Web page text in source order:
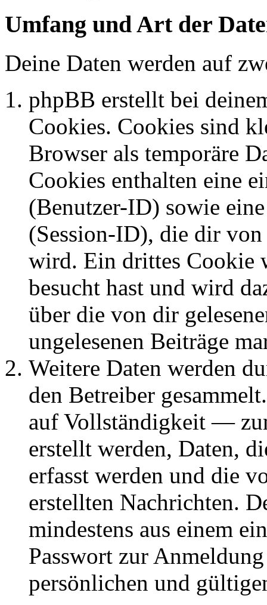
Umfang und Art der
Deine Daten werden auf
phpBB erstellt bei
Cookies. Cookies sind
Browser als temporäre
Cookies enthalten eine
(Benutzer-ID) sowie
(Session-ID), die dir
wird. Ein drittes Cookie
besucht hast und wird
über die von dir
ungelesenen Beiträge
Weitere Daten werden
den Betreiber
auf Vollständigkeit —
erstellt werden, Daten,
erfasst werden und die
erstellten Nachrichten.
mindestens aus einem
Passwort zur
persönlichen und